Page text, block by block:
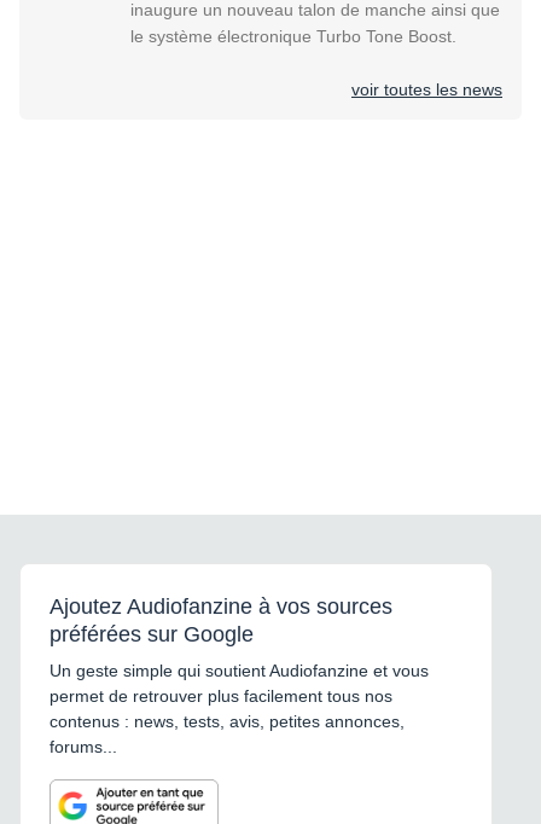
inaugure un nouveau talon de manche ainsi que
le système électronique Turbo Tone Boost.
voir toutes les news
Ajoutez Audiofanzine à vos sources
préférées sur Google
Un geste simple qui soutient Audiofanzine et vous
permet de retrouver plus facilement tous nos
contenus : news, tests, avis, petites annonces,
forums...